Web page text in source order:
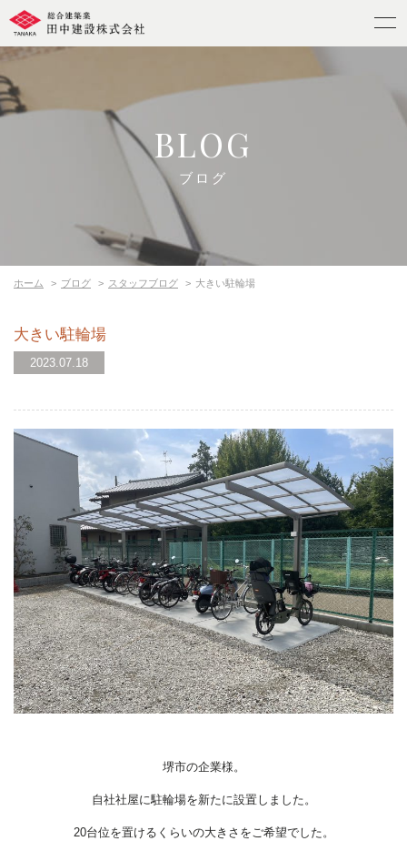
BLOG
ブログ
ホーム ブログ スタッフブログ 大きい駐輪場
大きい駐輪場
2023.07.18
堺市の企業様。
自社社屋に駐輪場を新たに設置しました。
20台位を置けるくらいの大きさをご希望でした。